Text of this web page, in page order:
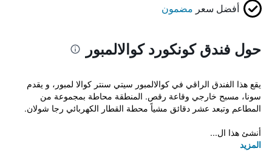
أفضل سعر مضمون
حول فندق كونكورد كوالالمبور
يقع هذا الفندق الراقي في كوالالمبور سيتي سنتر كوالا لمبور، و يقدم
سونا، مسبح خارجي وقاعة رقص. المنطقة محاطة بمجموعة من
المطاعم وتبعد عشر دقائق مشياً محطة القطار الكهربائي رجا شولان.
أنشئ هذا ال...
المزيد